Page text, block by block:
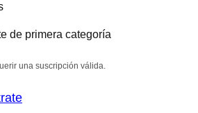
de primera categoría
una suscripción válida.